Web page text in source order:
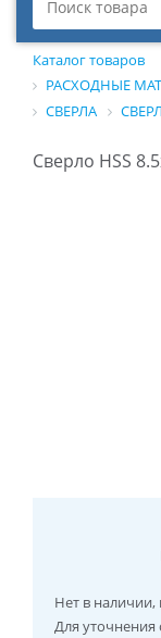
Каталог товаров
РАСХОДНЫЕ
СВЕРЛА
Сверло HSS
Нет в наличии,
Для уточнения